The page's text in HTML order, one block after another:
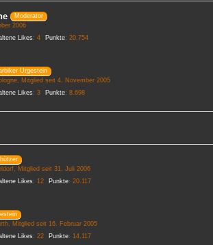
Moderator
2006
Likes 4 Punkte 20.754
Urgestein
Mitglied seit 4. November 2005
Likes 3 Punkte 8.698
Mitglied seit 31. Juli 2006
Likes 12 Punkte 20.117
Mitglied seit 16. Februar 2005
Likes 22 Punkte 14.117